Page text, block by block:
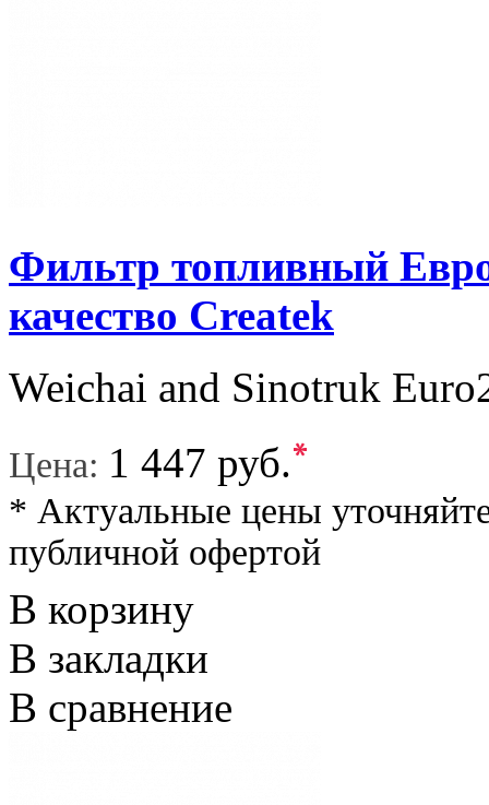
Фильтр топливный
качество Createk
Weichai and Sinotruk
Цена: 1 447 руб.*
* Актуальные цены
публичной офертой
В корзину
В закладки
В сравнение